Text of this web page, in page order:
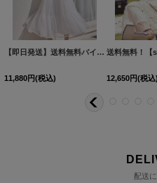
[5777YNdzwvLD-260313-1]
[
[5690YNLD-250809-1 ]
【即日発送】送料無料バイカラーシアーミディアムワンピース/キャバドレス【S-Lサイズ/2カラー】[OF01]【SB】dzwuLD
11,880円(税込) 12,650円(税込)
配送